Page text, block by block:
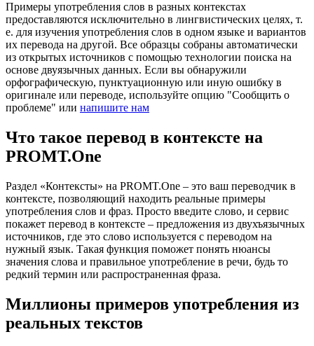
Примеры употребления слов в разных контекстах
предоставляются исключительно в лингвистических целях, т.
е. для изучения употребления слов в одном языке и вариантов
их перевода на другой. Все образцы собраны автоматически
из открытых источников с помощью технологии поиска на
основе двуязычных данных. Если вы обнаружили
орфографическую, пунктуационную или иную ошибку в
оригинале или переводе, используйте опцию "Сообщить о
проблеме" или напишите нам
Что такое перевод в контексте на
PROMT.One
Раздел «Контексты» на PROMT.One – это ваш переводчик в
контексте, позволяющий находить реальные примеры
употребления слов и фраз. Просто введите слово, и сервис
покажет перевод в контексте – предложения из двухъязычных
источников, где это слово используется с переводом на
нужный язык. Такая функция поможет понять нюансы
значения слова и правильное употребление в речи, будь то
редкий термин или распространенная фраза.
Миллионы примеров употребления из
реальных текстов